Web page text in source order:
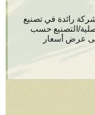
رائدة في تصنيع
التصنيع حسب
أسعار